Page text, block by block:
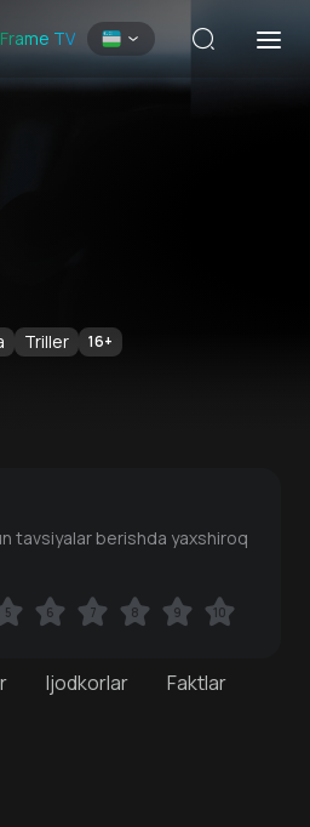
Frame TV
Triller 16+
Ijodkorlar Faktlar
tavsiyalar berishda yaxshiroq
5 6 7 8 9 10
5 6 7 8 9 10